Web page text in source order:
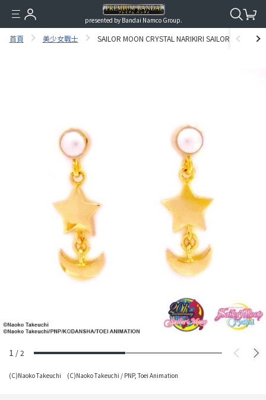
presented by Bandai Namco Group.
首頁 美少女戰士 SAILOR MOON CRYSTAL NARIKIRI SAILOR PIERCE
1 /2
(C)Naoko Takeuchi (C)Naoko Takeuchi / PNP, Toei Animation